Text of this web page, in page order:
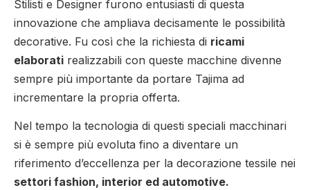
Stilisti e Designer furono entusiasti di questa
innovazione che ampliava decisamente le possibilità
decorative. Fu così che la richiesta di ricami
elaborati realizzabili con queste macchine divenne
sempre più importante da portare Tajima ad
incrementare la propria offerta.
Nel tempo la tecnologia di questi speciali macchinari
si è sempre più evoluta fino a diventare un
riferimento d’eccellenza per la decorazione tessile nei
settori fashion, interior ed automotive.